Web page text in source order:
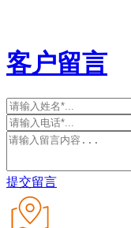
客户留言
提交留言